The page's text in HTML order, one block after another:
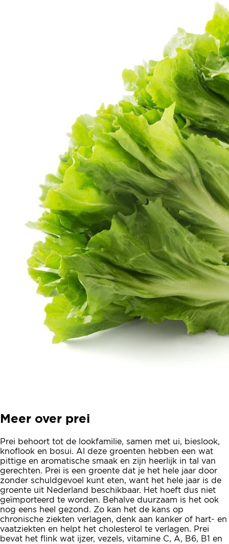
Meer over prei
Prei behoort tot de lookfamilie, samen met ui, bieslook,
knoflook en bosui. Al deze groenten hebben een wat
pittige en aromatische smaak en zijn heerlijk in tal van
gerechten. Prei is een groente dat je het hele jaar door
zonder schuldgevoel kunt eten, want het hele jaar is de
groente uit Nederland beschikbaar. Het hoeft dus niet
geïmporteerd te worden. Behalve duurzaam is het ook
nog eens heel gezond. Zo kan het de kans op
chronische ziekten verlagen, denk aan kanker of hart- en
vaatziekten en helpt het cholesterol te verlagen. Prei
bevat het flink wat ijzer, vezels, vitamine C, A, B6, B1 en